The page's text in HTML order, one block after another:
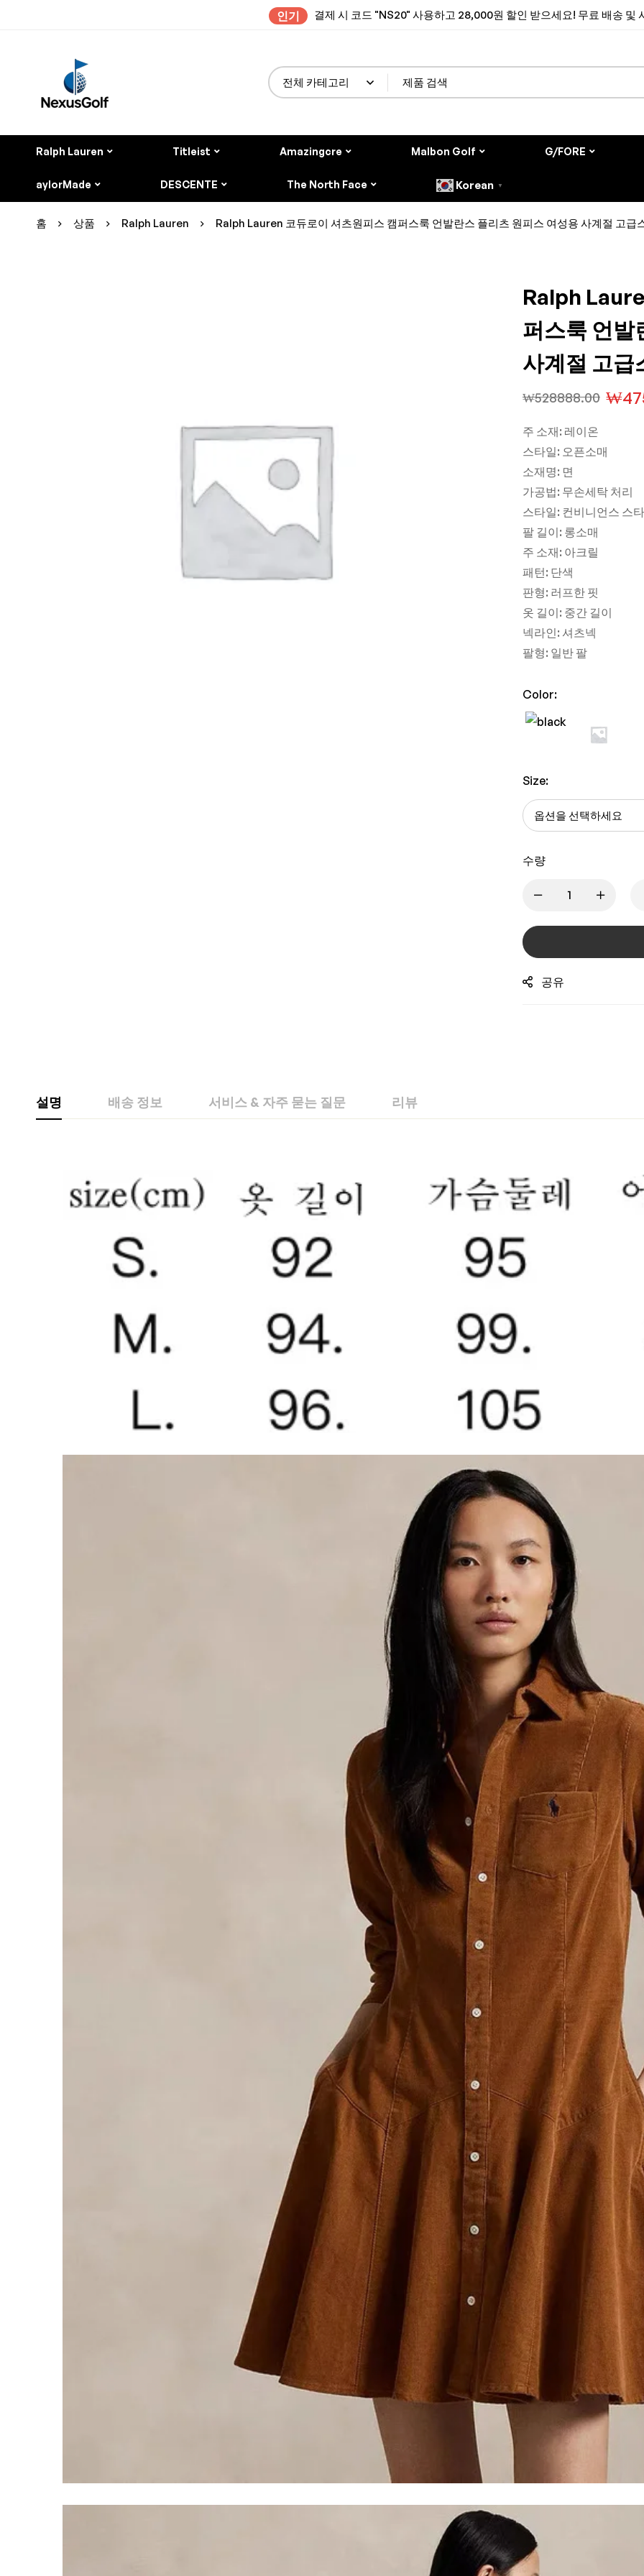
인기 결제 시 코드 "NS20" 사용하고 28,000원 할인 받으세요! 무료 배송 및
Ralph Lauren Titleist Amazingcre Malbon Golf G/FORE
aylorMade DESCENTE The North Face Korean ▼
홈 상품 Ralph Lauren Ralph Lauren 코듀로이 셔츠원피스 캠퍼스룩 언발란스 플리츠 원피스 여성용 사계절 고급
Ralph
퍼스룩 언발
사계절 고급
₩528888.00 ₩
주 소재: 레이온
스타일: 오픈소매
소재명: 면
가공법: 무손세탁 처리
스타일: 컨비니언스 스
팔 길이: 롱소매
주 소재: 아크릴
패턴: 단색
판형: 러프한 핏
옷 길이: 중간 길이
넥라인: 셔츠넥
팔형: 일반 팔
Color:
Size:
수량
공유
설명 배송 정보 서비스 & 자주 묻는 질문 리뷰